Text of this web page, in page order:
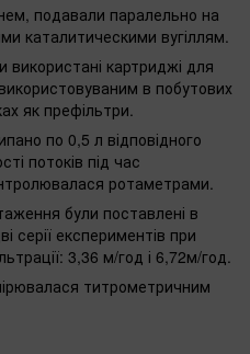
подавали паралельно на
каталитическими вугіллям.
картриджі для
в побутових
як префільтри.
по 0,5 л відповідного
потоків під час
ротаметрами.
були поставлені в
серії експериментів при
3,36 м/год і 6,72м/год.
титрометричним